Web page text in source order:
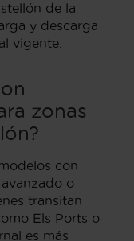
de la
y descarga
vigente.
zonas
con
o
transitan
Els Ports o
es más